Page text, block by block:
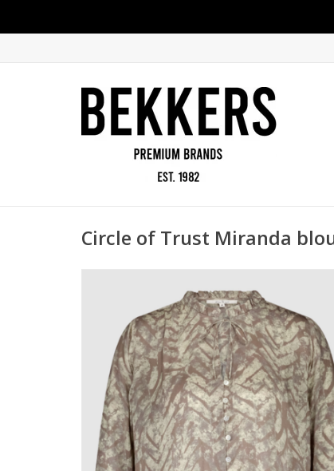
Circle of Trust Miranda